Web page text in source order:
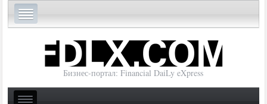
Бизнес-портал: Financial DaiLy eXpress